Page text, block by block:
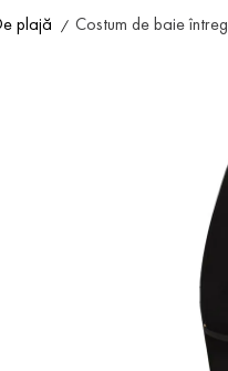
plajă Costum de baie întreg